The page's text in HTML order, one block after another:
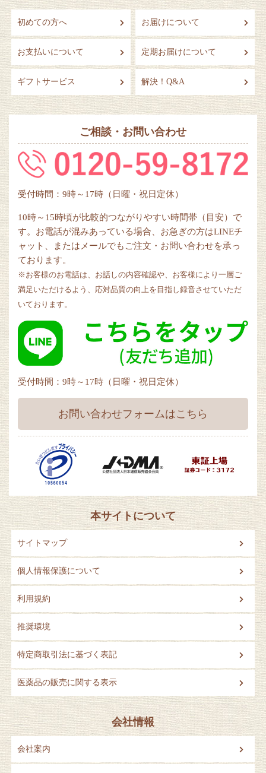
初めての方へ お届けについて
お支払いについて 定期お届けについて
ギフトサービス 解決！Q&A
ご相談・お問い合わせ
受付時間：9時～17時（日曜・祝日定休）
10時～15時頃が比較的つながりやすい時間帯（目安）で
す。お電話が混みあっている場合、お急ぎの方はLINEチ
ャット、またはメールでもご注文・お問い合わせを承っ
ております。
※お客様のお電話は、お話しの内容確認や、お客様により一層ご
満足いただけるよう、応対品質の向上を目指し録音させていただ
いております。
受付時間：9時～17時（日曜・祝日定休）
お問い合わせフォームはこちら
本サイトについて
サイトマップ
個人情報保護について
利用規約
推奨環境
特定商取引法に基づく表記
医薬品の販売に関する表示
会社情報
会社案内